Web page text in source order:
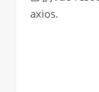
axios.